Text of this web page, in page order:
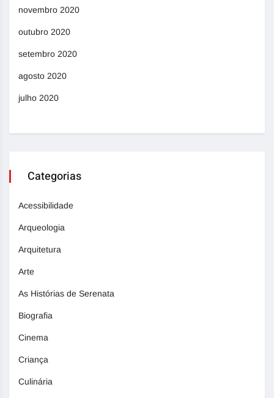
novembro 2020
outubro 2020
setembro 2020
agosto 2020
julho 2020
Categorias
Acessibilidade
Arqueologia
Arquitetura
Arte
As Histórias de Serenata
Biografia
Cinema
Criança
Culinária